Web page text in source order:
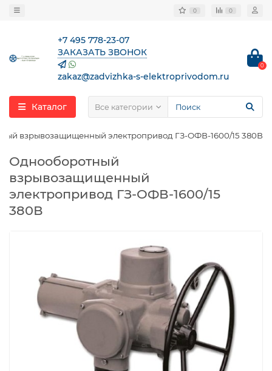
0 0
+7 495 778-23-07
ЗАКАЗАТЬ ЗВОНОК
zakaz@zadvizhka-s-elektroprivodom.ru
0
Каталог Все категории
взрывозащищенный электропривод ГЗ-ОФВ-1600/15 380В
Однооборотный
взрывозащищенный
электропривод ГЗ-ОФВ-1600/15
380В